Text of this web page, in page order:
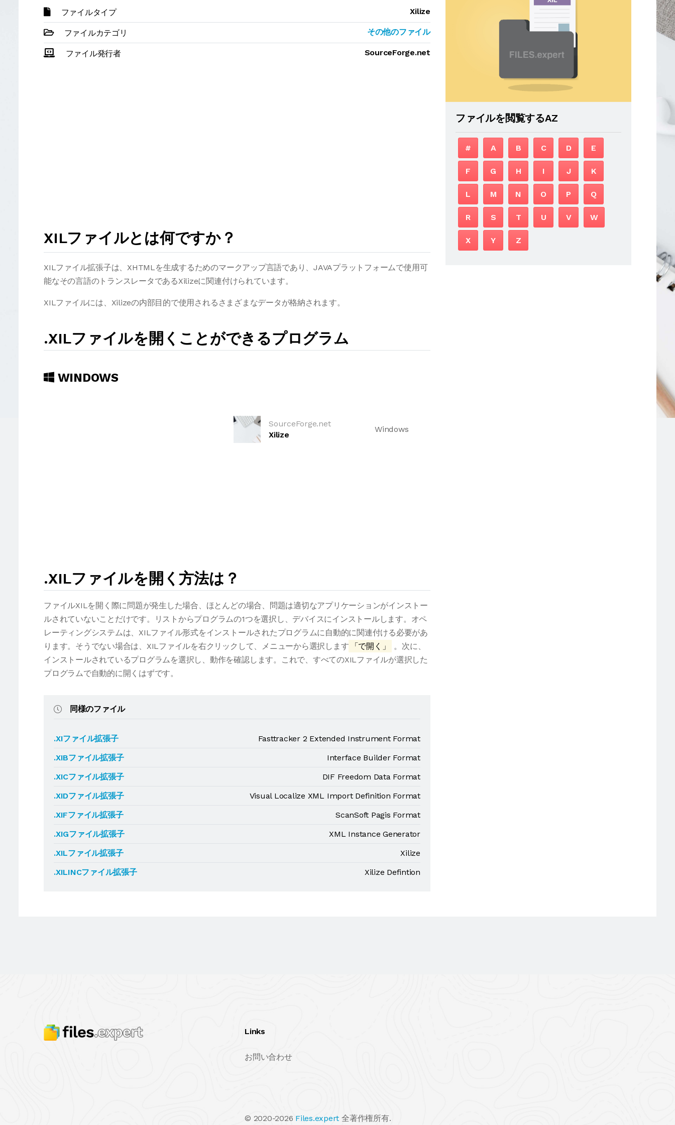
ファイルタイプ Xilize
ファイルカテゴリ その他のファイル
ファイル発行者 SourceForge.net
XILファイルとは何ですか？
XILファイル拡張子は、XHTMLを生成するためのマークアップ言語であり、JAVAプラットフォームで使用可
能なその言語のトランスレータであるXilizeに関連付けられています。
XILファイルには、Xilizeの内部目的で使用されるさまざまなデータが格納されます。
.XILファイルを開くことができるプログラム
WINDOWS
SourceForge.net
Xilize
Windows
.XILファイルを開く方法は？
ファイルXILを開く際に問題が発生した場合、ほとんどの場合、問題は適切なアプリケーションがインストー
ルされていないことだけです。リストからプログラムの1つを選択し、デバイスにインストールします。オペ
レーティングシステムは、XILファイル形式をインストールされたプログラムに自動的に関連付ける必要があ
ります。そうでない場合は、XILファイルを右クリックして、メニューから選択します
「で開く」
。次に、
インストールされているプログラムを選択し、動作を確認します。これで、すべてのXILファイルが選択した
プログラムで自動的に開くはずです。
同様のファイル
.XIファイル拡張子
Fasttracker 2 Extended Instrument Format
.XIBファイル拡張子
Interface Builder Format
.XICファイル拡張子
DIF Freedom Data Format
.XIDファイル拡張子
Visual Localize XML Import Definition Format
.XIFファイル拡張子
ScanSoft Pagis Format
.XIGファイル拡張子
XML Instance Generator
.XILファイル拡張子
Xilize
.XILINCファイル拡張子
Xilize Defintion
ファイルを閲覧するAZ
# A B C D E
F G H I J K
L M N O P Q
R S T U V W
X Y Z
Links
お問い合わせ
© 2020-2026 Files.expert 全著作権所有.